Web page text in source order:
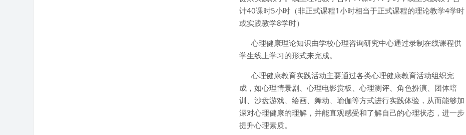
计40课时5小时（非正式课程1小时相当于正式课程的理论教学4学时
或实践教学8学时）
心理健康理论知识由学校心理咨询研究中心通过录制在线课程供
学生线上学习的形式来完成。
心理健康教育实践活动主要通过各类心理健康教育活动组织完
成，如心理情景剧、心理电影赏板、心理测评、角色扮演、团体培
训、沙盘游戏、绘画、舞动、瑜伽等方式进行实践体验，从而能够加
深对心理健康的理解，并能直观感受和了解自己的心理状态，进一步
提升心理素质。